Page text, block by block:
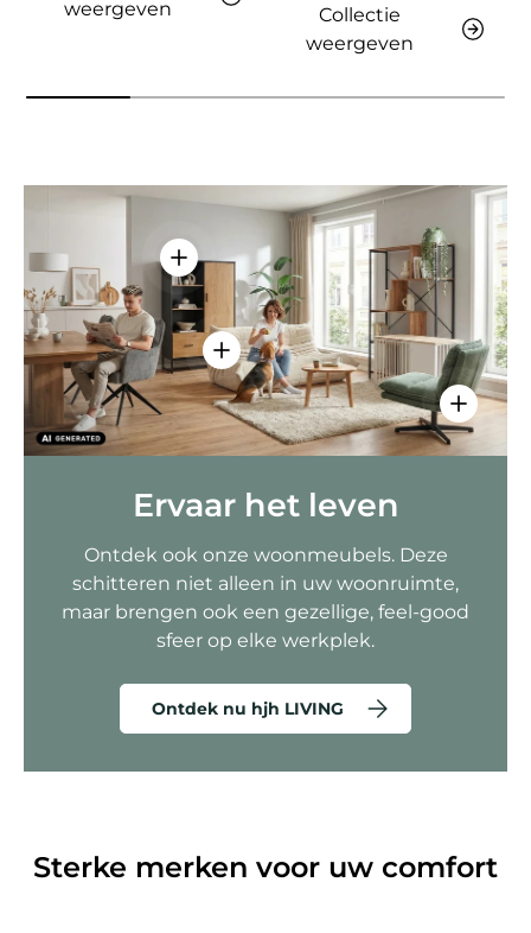
weergeven
Collectie
weergeven
Details
Details weergeven - AMIO H -
Details weergeven - Sitzolo 2 -
Ervaar het leven
Ontdek ook onze woonmeubels. Deze
schitteren niet alleen in uw woonruimte,
maar brengen ook een gezellige, feel-good
sfeer op elke werkplek.
Ontdek nu hjh LIVING
Sterke merken voor uw comfort